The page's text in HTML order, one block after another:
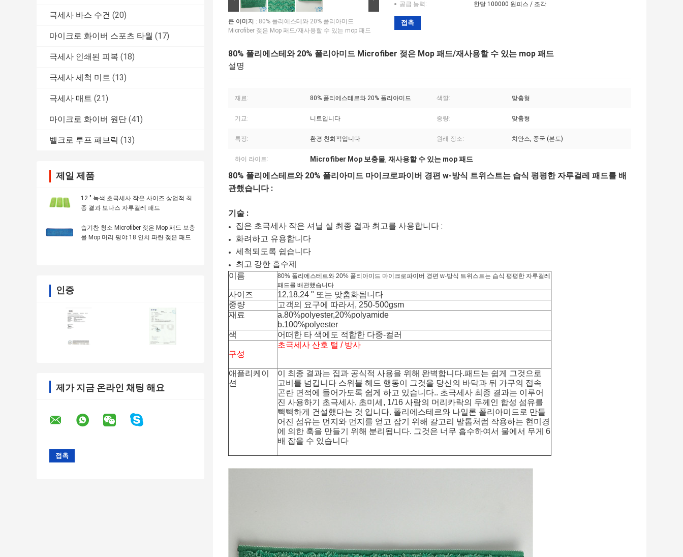
극세사 바스 수건 (20)
마이크로 화이버 스포츠 타월 (17)
극세사 인쇄된 피복 (18)
극세사 세척 미트 (13)
극세사 매트 (21)
마이크로 화이버 원단 (41)
벨크로 루프 패브릭 (13)
제일 제품
12 " 녹색 초극세사 작은 사이즈 상업적 최
종 결과 보나스 자루걸레 패드
습기찬 청소 Microfiber 젖은 Mop 패드 보충
물 Mop 머리 평야 18 인치 파란 젖은 패드
인증
제가 지금 온라인 채팅 해요
큰 이미지 : 80% 폴리에스테와 20% 폴리아미드
Microfiber 젖은 Mop 패드/재사용할 수 있는 mop 패드
공급 능력:
한달 100000 원피스 / 조각
접촉
80% 폴리에스테와 20% 폴리아미드 Microfiber 젖은 Mop 패드/재사용할 수 있는 mop 패드
설명
재료: 80% 폴리에스테르와 20% 폴리아미드 색깔: 맞춤형
기교: 니트입니다 중량: 맞춤형
특징: 환경 친화적입니다 원래 장소: 치안스, 중국 (본토)
하이 라이트: Microfiber Mop 보충물, 재사용할 수 있는 mop 패드
80% 폴리에스테르와 20% 폴리아미드 마이크로파이버 경편 w-방식 트위스트는 습식 평평한 자루걸레 패드를 배
관했습니다 :
기술 :
집은 초극세사 작은 셔닐 실 최종 결과 최고를 사용합니다 :
화려하고 유용합니다
세척되도록 쉽습니다
최고 강한 흡수제
이름
80% 폴리에스테르와 20% 폴리아미드 마이크로파이버 경편 w-방식 트위스트는 습식 평평한 자루걸레
패드를 배관했습니다
사이즈
12,18,24 " 또는 맞춤화됩니다
중량
고객의 요구에 따라서, 250-500gsm
재료
a.80%polyester,20%polyamide
b.100%polyester
색
어떠한 타 색에도 적합한 다중-컬러
구성
초극세사 산호 털 / 방사
애플리케이
션
이 최종 결과는 집과 공식적 사용을 위해 완벽합니다.패드는 쉽게 그것으로
고비를 넘깁니다 스위블 헤드 행동이 그것을 당신의 바닥과 뒤 가구의 접속
곤란 면적에 들어가도록 쉽게 하고 있습니다.. 초극세사 최종 결과는 이루어
진 사용하기 초극세사, 초미세, 1/16 사람의 머리카락의 두께인 합성 섬유를
빽빽하게 건설했다는 것 입니다. 폴리에스테르와 나일론 폴리아미드로 만들
어진 섬유는 먼지와 먼지를 얻고 잡기 위해 갈고리 발톱처럼 작용하는 현미경
에 의한 훅을 만들기 위해 분리됩니다. 그것은 너무 흡수하여서 물에서 무게 6
배 잡을 수 있습니다